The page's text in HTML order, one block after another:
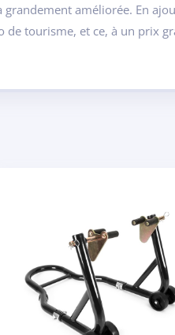
grandement améliorée. En
tourisme, et ce, à un prix